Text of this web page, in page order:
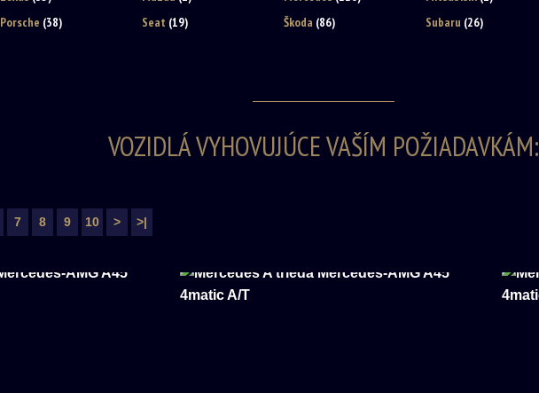
Porsche (38) Seat (19) Škoda (86) Subaru (26)
VOZIDLÁ VYHOVUJÚCE VAŠÍM POŽIADAVKÁM:
7 8 9 10 > >|